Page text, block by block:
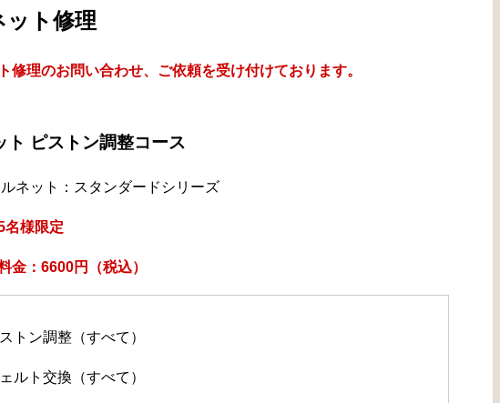
ット修理
修理のお問い合わせ、ご依頼を受け付けております。
ト ピストン調整コース
ネット：スタンダードシリーズ
名様限定
金：6600円（税込）
トン調整（すべて）
ルト交換（すべて）